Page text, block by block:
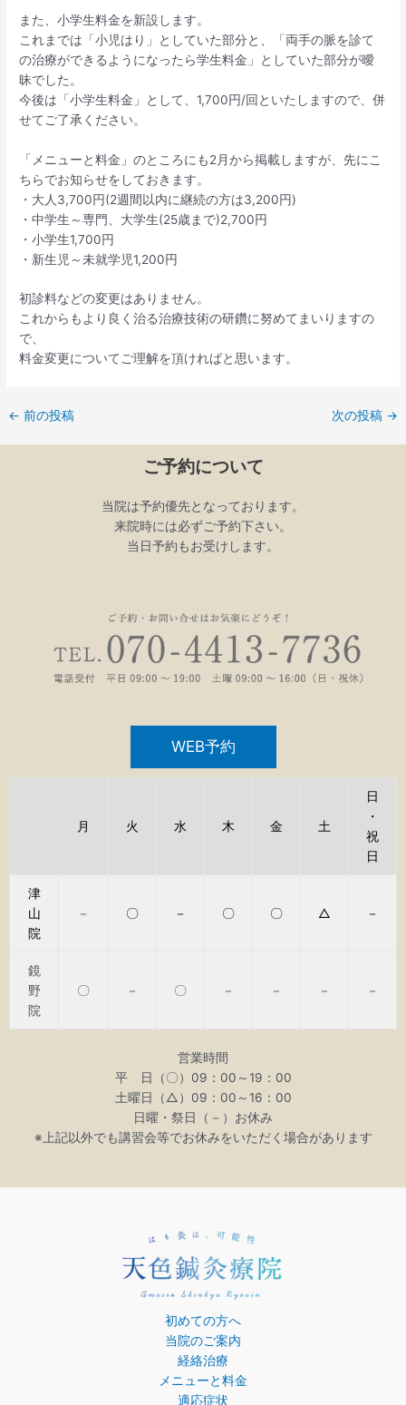
また、小学生料金を新設します。
これまでは「小児はり」としていた部分と、「両手の脈を診て
の治療ができるようになったら学生料金」としていた部分が曖
昧でした。
今後は「小学生料金」として、1,700円/回といたしますので、併
せてご了承ください。
「メニューと料金」のところにも2月から掲載しますが、先にこ
ちらでお知らせをしておきます。
・大人3,700円(2週間以内に継続の方は3,200円)
・中学生～専門、大学生(25歳まで)2,700円
・小学生1,700円
・新生児～未就学児1,200円
初診料などの変更はありません。
これからもより良く治る治療技術の研鑽に努めてまいりますの
で、
料金変更についてご理解を頂ければと思います。
← 前の投稿 次の投稿 →
ご予約について
当院は予約優先となっております。
来院時には必ずご予約下さい。
当日予約もお受けします。
WEB予約
月 火 水 木 金 土
日
・
祝
日
津
山
院
－ 〇 － 〇 〇 △ －
鏡
野
院
〇 － 〇 － － － －
営業時間
平 日（〇）09：00～19：00
土曜日（△）09：00～16：00
日曜・祭日（－）お休み
※上記以外でも講習会等でお休みをいただく場合があります
初めての方へ
当院のご案内
経絡治療
メニューと料金
適応症状